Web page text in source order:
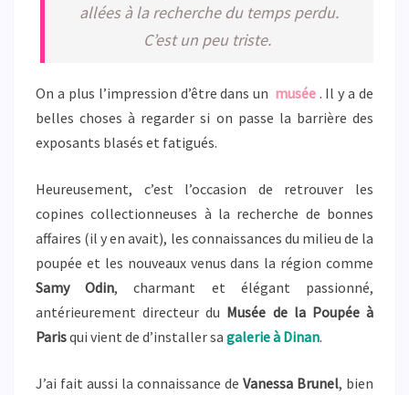
allées à la recherche du temps perdu.
C’est un peu triste.
On a plus l’impression d’être dans un musée . Il y a de
belles choses à regarder si on passe la barrière des
exposants blasés et fatigués.
Heureusement, c’est l’occasion de retrouver les
copines collectionneuses à la recherche de bonnes
affaires (il y en avait), les connaissances du milieu de la
poupée et les nouveaux venus dans la région comme
Samy Odin, charmant et élégant passionné,
antérieurement directeur du Musée de la Poupée à
Parisqui vient de d’installer sa galerie à Dinan.
J’ai fait aussi la connaissance de Vanessa Brunel, bien